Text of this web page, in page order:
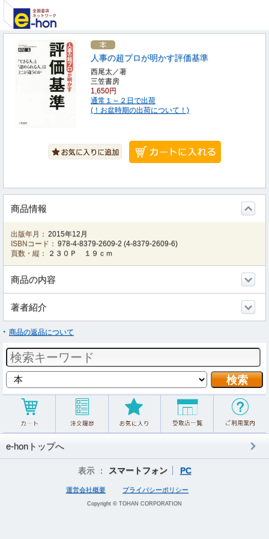
人事の超プロが明かす評価基準
西尾太／著
三笠書房
1,650円
通常１～２日で出荷
(！お盆時期の出荷について！)
商品情報
出版年月： 2015年12月
ISBNコード： 978-4-8379-2609-2 (4-8379-2609-6)
頁数・縦：
２３０Ｐ １９ｃｍ
商品の内容
著者紹介
商品の返品について
e-honトップへ
表示 ： スマートフォン PC
運営会社概要 プライバシーポリシー
Copyright © TOHAN CORPORATION